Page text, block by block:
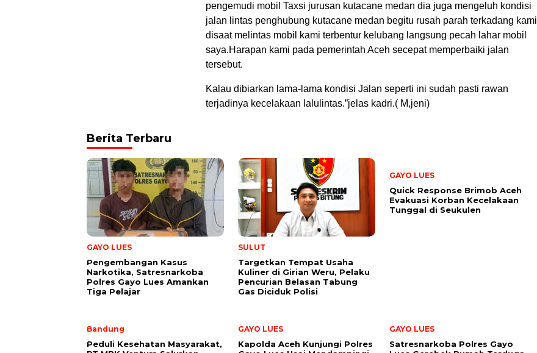
pengemudi mobil Taxsi jurusan kutacane medan dia juga mengeluh kondisi
jalan lintas penghubung kutacane medan begitu rusah parah terkadang kami
disaat melintas mobil kami terbentur kelubang langsung pecah lahar mobil
saya.Harapan kami pada pemerintah Aceh secepat memperbaiki jalan
tersebut.
Kalau dibiarkan lama-lama kondisi Jalan seperti ini sudah pasti rawan
terjadinya kecelakaan lalulintas.”jelas kadri.( M,jeni)
Berita Terbaru
GAYO LUES
Pengembangan Kasus
Narkotika, Satresnarkoba
Polres Gayo Lues Amankan
Tiga Pelajar
SULUT
Targetkan Tempat Usaha
Kuliner di Girian Weru, Pelaku
Pencurian Belasan Tabung
Gas Diciduk Polisi
GAYO LUES
Quick Response Brimob Aceh
Evakuasi Korban Kecelakaan
Tunggal di Seukulen
Bandung
Peduli Kesehatan Masyarakat,
GAYO LUES
Kapolda Aceh Kunjungi Polres
GAYO LUES
Satresnarkoba Polres Gayo